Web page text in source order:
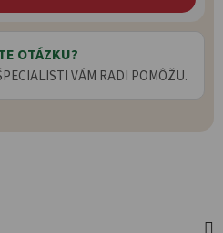
OTÁZKU?
VÁM RADI POMÔŽU.